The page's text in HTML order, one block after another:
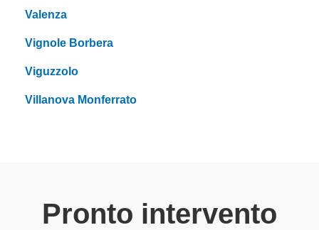
Valenza
Vignole Borbera
Viguzzolo
Villanova Monferrato
Pronto intervento